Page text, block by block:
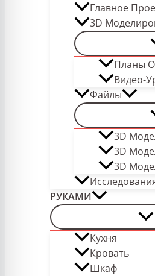
Главное
3D
Планы
Видео-
Файлы
3D
3D
3D
РУКАМИ
Кухня
Кровать
Шкаф